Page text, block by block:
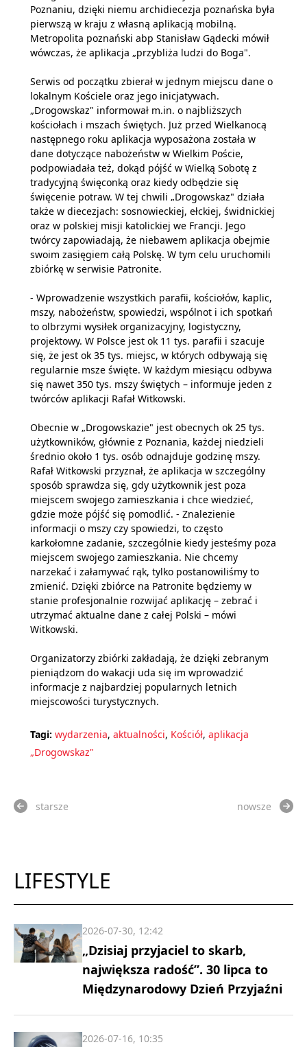
Poznaniu, dzięki niemu archidiecezja poznańska była
pierwszą w kraju z własną aplikacją mobilną.
Metropolita poznański abp Stanisław Gądecki mówił
wówczas, że aplikacja „przybliża ludzi do Boga".
Serwis od początku zbierał w jednym miejscu dane o
lokalnym Kościele oraz jego inicjatywach.
„Drogowskaz" informował m.in. o najbliższych
kościołach i mszach świętych. Już przed Wielkanocą
następnego roku aplikacja wyposażona została w
dane dotyczące nabożeństw w Wielkim Poście,
podpowiadała też, dokąd pójść w Wielką Sobotę z
tradycyjną święconką oraz kiedy odbędzie się
święcenie potraw. W tej chwili „Drogowskaz" działa
także w diecezjach: sosnowieckiej, ełckiej, świdnickiej
oraz w polskiej misji katolickiej we Francji. Jego
twórcy zapowiadają, że niebawem aplikacja obejmie
swoim zasięgiem całą Polskę. W tym celu uruchomili
zbiórkę w serwisie Patronite.
- Wprowadzenie wszystkich parafii, kościołów, kaplic,
mszy, nabożeństw, spowiedzi, wspólnot i ich spotkań
to olbrzymi wysiłek organizacyjny, logistyczny,
projektowy. W Polsce jest ok 11 tys. parafii i szacuje
się, że jest ok 35 tys. miejsc, w których odbywają się
regularnie msze święte. W każdym miesiącu odbywa
się nawet 350 tys. mszy świętych – informuje jeden z
twórców aplikacji Rafał Witkowski.
Obecnie w „Drogowskazie" jest obecnych ok 25 tys.
użytkowników, głównie z Poznania, każdej niedzieli
średnio około 1 tys. osób odnajduje godzinę mszy.
Rafał Witkowski przyznał, że aplikacja w szczególny
sposób sprawdza się, gdy użytkownik jest poza
miejscem swojego zamieszkania i chce wiedzieć,
gdzie może pójść się pomodlić. - Znalezienie
informacji o mszy czy spowiedzi, to często
karkołomne zadanie, szczególnie kiedy jesteśmy poza
miejscem swojego zamieszkania. Nie chcemy
narzekać i załamywać rąk, tylko postanowiliśmy to
zmienić. Dzięki zbiórce na Patronite będziemy w
stanie profesjonalnie rozwijać aplikację – zebrać i
utrzymać aktualne dane z całej Polski – mówi
Witkowski.
Organizatorzy zbiórki zakładają, że dzięki zebranym
pieniądzom do wakacji uda się im wprowadzić
informacje z najbardziej popularnych letnich
miejscowości turystycznych.
Tagi: wydarzenia, aktualności, Kościół, aplikacja
„Drogowskaz"
starsze nowsze
LIFESTYLE
„Dzisiaj przyjaciel to skarb,
największa radość”. 30 lipca to
Międzynarodowy Dzień Przyjaźni
2026-07-30, 12:42
2026-07-16, 10:35